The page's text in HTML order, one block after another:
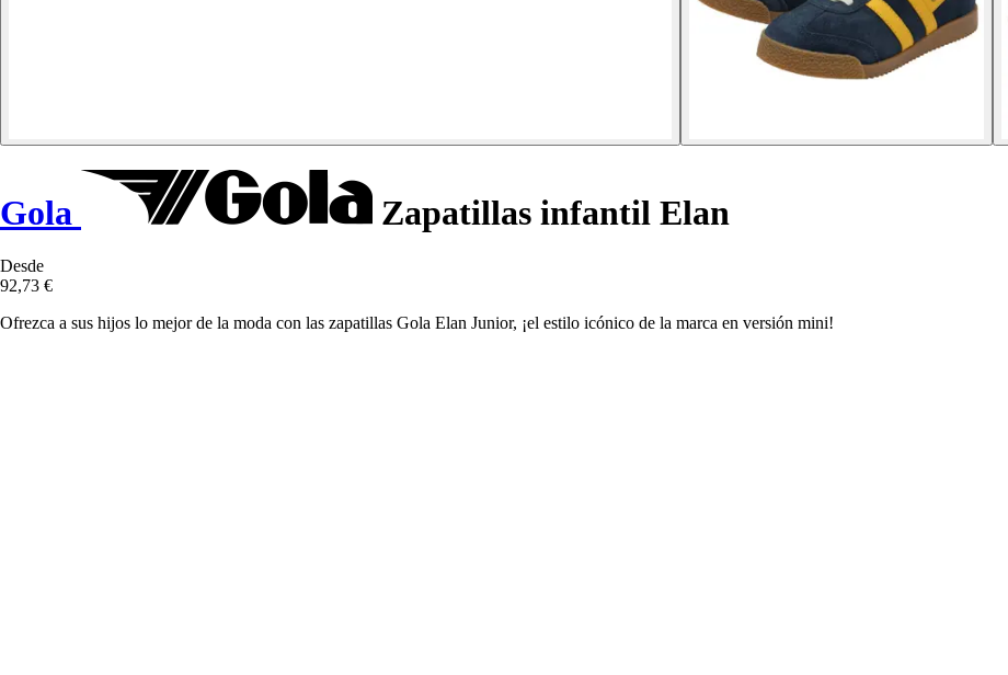
Gola Zapatillas infantil Elan
Desde
92,73 €
Ofrezca a sus hijos lo mejor de la moda con las zapatillas Gola Elan Junior, ¡el estilo icónico de la marca en versión mini!